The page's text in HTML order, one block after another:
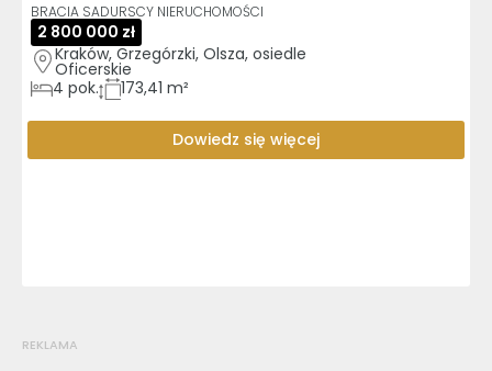
BRACIA SADURSCY NIERUCHOMOŚCI
2 800 000 zł
Kraków, Grzegórzki, Olsza, osiedle
Oficerskie
4 pok. 173,41 m²
Dowiedz się więcej
REKLAMA